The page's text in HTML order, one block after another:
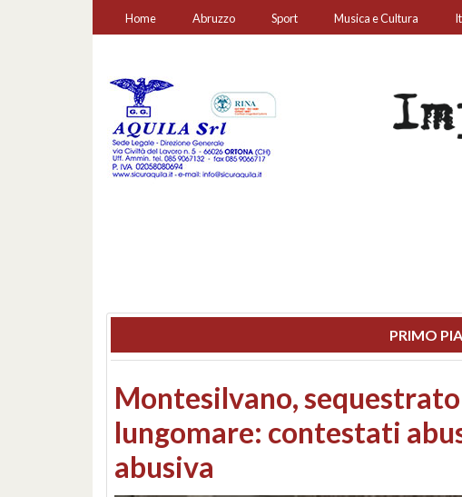
Home Abruzzo Sport Musica e Cultura
PRIMO
Consiglio regionale:
Consorzi di bonifica e